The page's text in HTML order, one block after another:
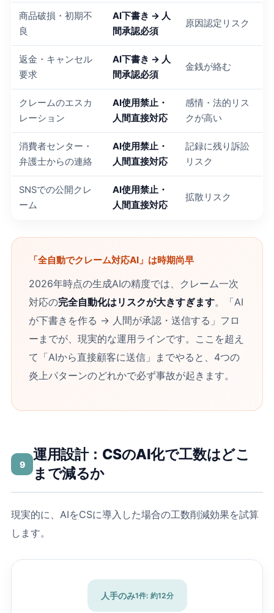
商品破損・初期不
良
AI下書き → 人
間承認必須
原因認定リスク
返金・キャンセル
要求
AI下書き → 人
間承認必須
金銭が絡む
クレームのエスカ
レーション
AI使用禁止・
人間直接対応
感情・法的リス
クが高い
消費者センター・
弁護士からの連絡
AI使用禁止・
人間直接対応
記録に残り訴訟
リスク
SNSでの公開クレ
ーム
AI使用禁止・
人間直接対応
拡散リスク
「全自動でクレーム対応AI」は時期尚早
2026年時点の生成AIの精度では、クレーム一次
対応の完全自動化はリスクが大きすぎます。「AI
が下書きを作る → 人間が承認・送信する」フロ
ーまでが、現実的な運用ラインです。ここを超え
て「AIから直接顧客に送信」までやると、4つの
炎上パターンのどれかで必ず事故が起きます。
9
運用設計：CSのAI化で工数はどこ
まで減るか
現実的に、AIをCSに導入した場合の工数削減効果を試算
します。
人手のみ1件: 約12分